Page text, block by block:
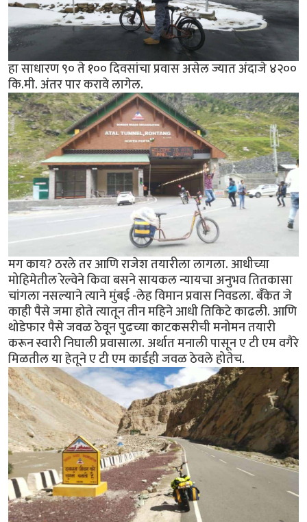
हा साधारण ९० ते १०० दिवसांचा प्रवास असेल ज्यात अंदाजे ४२००
कि.मी. अंतर पार करावे लागेल.
मग काय? ठरले तर आणि राजेश तयारीला लागला. आधीच्या
मोहिमेतील रेल्वेने किवा बसने सायकल न्यायचा अनुभव तितकासा
चांगला नसल्याने त्याने मुंबई -लेह विमान प्रवास निवडला. बँकेत जे
काही पैसे जमा होते त्यातून तीन महिने आधी तिकिटे काढली. आणि
थोडेफार पैसे जवळ ठेवून पुढच्या काटकसरीची मनोमन तयारी
करून स्वारी निघाली प्रवासाला. अर्थात मनाली पासून ए टी एम वगैरे
मिळतील या हेतूने ए टी एम कार्डही जवळ ठेवले होतेच.